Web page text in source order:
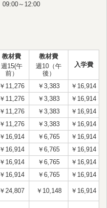
09:00～12:00
教材費
週15(午
前）
教材費
週10（午
後）
入学費
￥11,276 ￥3,383
￥16,914
￥11,276 ￥3,383
￥16,914
￥11,276 ￥3,383
￥16,914
￥11,276 ￥3,383
￥16,914
￥16,914 ￥6,765
￥16,914
￥16,914 ￥6,765
￥16,914
￥16,914 ￥6,765
￥16,914
￥16,914 ￥6,765
￥16,914
￥24,807 ￥10,148 ￥16,914